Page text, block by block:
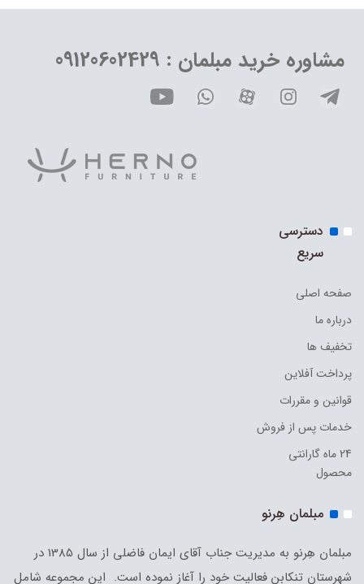
مشاوره خرید مبلمان : 09120602429
دسترسی
سریع
صفحه اصلی
درباره ما
تخفیف ها
پرداخت آفلاین
قوانین و مقررات
خدمات پس از فروش
24 ماه گارانتی
محصول
مبلمان هِرنو
مبلمان هِرنو به مدیریت جناب آقای ایمان فاضلی از سال 1385 در
شهرستان تنکابن فعالیت خود را آغاز نموده است. این مجموعه شامل